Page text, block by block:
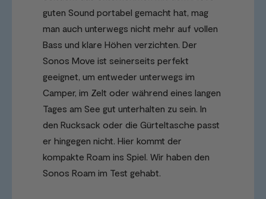
guten Sound portabel gemacht hat, mag
man auch unterwegs nicht mehr auf vollen
Bass und klare Höhen verzichten. Der
Sonos Move ist seinerseits perfekt
geeignet, um entweder unterwegs im
Camper, im Zelt oder während eines langen
Tages am See gut unterhalten zu sein. In
den Rucksack oder die Gürteltasche passt
er hingegen nicht. Hier kommt der
kompakte Roam ins Spiel. Wir haben den
Sonos Roam im Test gehabt.